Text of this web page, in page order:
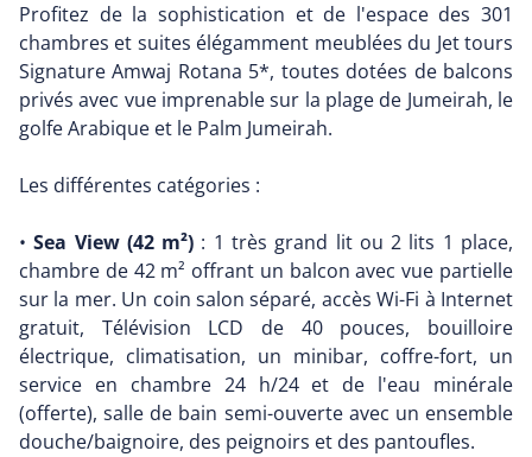
Profitez de la sophistication et de l'espace des 301
chambres et suites élégamment meublées du Jet tours
Signature Amwaj Rotana 5*, toutes dotées de balcons
privés avec vue imprenable sur la plage de Jumeirah, le
golfe Arabique et le Palm Jumeirah.
Les différentes catégories :
•Sea View (42 m²) : 1 très grand lit ou 2 lits 1 place,
chambre de 42 m² offrant un balcon avec vue partielle
sur la mer. Un coin salon séparé, accès Wi-Fi à Internet
gratuit, Télévision LCD de 40 pouces, bouilloire
électrique, climatisation, un minibar, coffre-fort, un
service en chambre 24 h/24 et de l'eau minérale
(offerte), salle de bain semi-ouverte avec un ensemble
douche/baignoire, des peignoirs et des pantoufles.